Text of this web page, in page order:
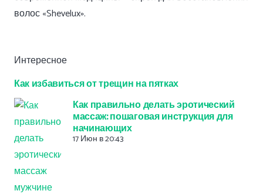
волос «Shevelux».
Интересное
Как избавиться от трещин на пятках
Как правильно делать эротический
массаж: пошаговая инструкция для
начинающих
17 Июн в 20:43